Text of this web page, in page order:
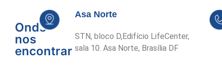
Onde
nos
encontrar
Asa Norte
STN, bloco D,Edifí­cio LifeCenter,
sala 10. Asa Norte, Brasília DF